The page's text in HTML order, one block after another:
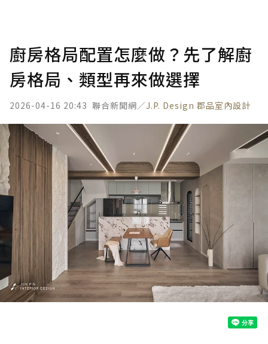
廚房格局配置怎麼做？先了解廚
房格局、類型再來做選擇
2026-04-16 20:43 聯合新聞網／J.P. Design 郡品室內設計